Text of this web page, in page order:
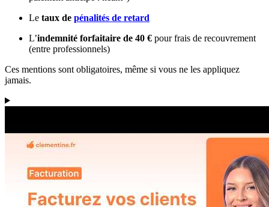
Le taux de pénalités de retard
L’indemnité forfaitaire de 40 € pour frais de recouvrement
(entre professionnels)
Ces mentions sont obligatoires, même si vous ne les appliquez
jamais.